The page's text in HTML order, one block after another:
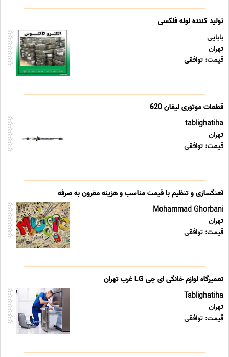
تولید کننده لوله فلکسی
بابایی
تهران
قیمت: توافقی
قطعات موتوری لیفان 620
tablighatiha
تهران
قیمت: توافقی
آهنگسازی و تنظیم با قیمت مناسب و هزینه مقرون به صرفه
Mohammad Ghorbani
تهران
قیمت: توافقی
تعمیرگاه لوازم خانگی ای جی LG غرب تهران
Tablighatiha
تهران
قیمت: توافقی